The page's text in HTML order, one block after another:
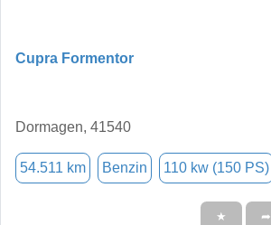
Cupra Formentor
Dormagen, 41540
54.511 km Benzin 110 kw (150 PS)
★ ➦